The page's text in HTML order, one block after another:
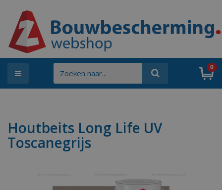
Menu
0
Houtbeits Long Life UV
Toscanegrijs